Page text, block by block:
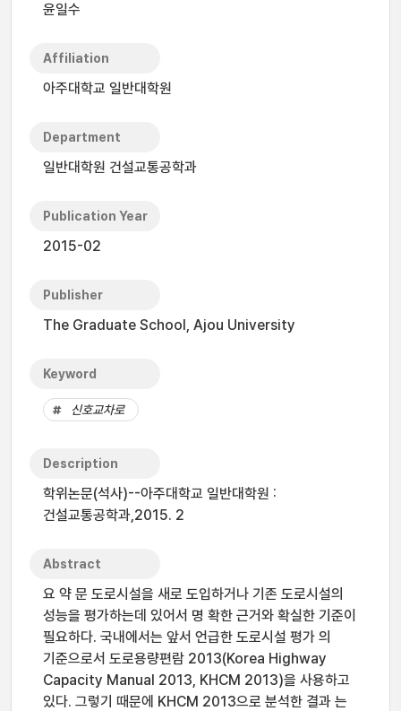
윤일수
Affiliation
아주대학교 일반대학원
Department
일반대학원 건설교통공학과
Publication Year
2015-02
Publisher
The Graduate School, Ajou University
Keyword
신호교차로
Description
학위논문(석사)--아주대학교 일반대학원 :
건설교통공학과,2015. 2
Abstract
요 약 문 도로시설을 새로 도입하거나 기존 도로시설의
성능을 평가하는데 있어서 명 확한 근거와 확실한 기준이
필요하다. 국내에서는 앞서 언급한 도로시설 평가 의
기준으로서 도로용량편람 2013(Korea Highway
Capacity Manual 2013, KHCM 2013)을 사용하고
있다. 그렇기 때문에 KHCM 2013으로 분석한 결과 는